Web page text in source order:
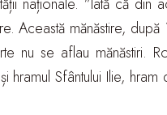
Această mănăstire,
nu se aflau mănăstiri.
hramul Sfântului Ilie,